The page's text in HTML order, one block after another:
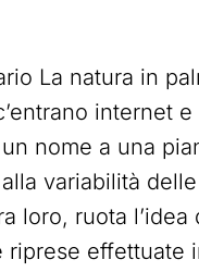
La natura in
internet
nome a una
variabilità
loro, ruota
riprese effettuate